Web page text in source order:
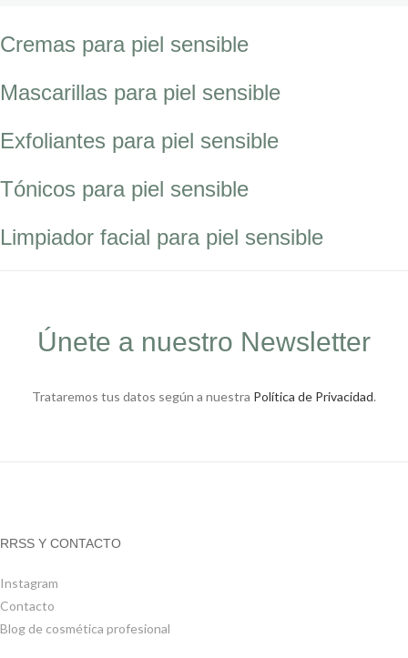
Cremas para piel sensible
Mascarillas para piel sensible
Exfoliantes para piel sensible
Tónicos para piel sensible
Limpiador facial para piel sensible
Únete a nuestro Newsletter
Trataremos tus datos según a nuestra Política de Privacidad.
RRSS Y CONTACTO
Instagram
Contacto
Blog de cosmética profesional